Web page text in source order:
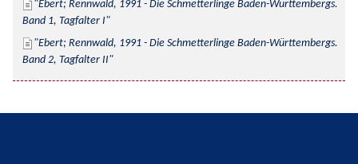
Ebert; Rennwald, 1991 - Die Schmetterlinge Baden-Württembergs.
Band 1, Tagfalter I
Ebert; Rennwald, 1991 - Die Schmetterlinge Baden-Württembergs.
Band 2, Tagfalter II